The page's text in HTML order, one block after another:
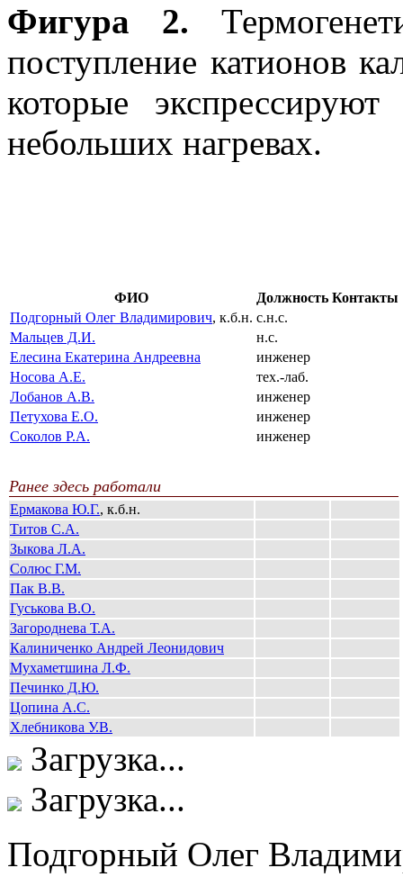
Фигура 2.
поступление катионов
которые
небольших нагревах.
ФИО Должность Контакты
Подгорный Олег Владимирович, к.б.н. с.н.с.
Мальцев Д.И.
н.с.
Елесина Екатерина Андреевна
инженер
Носова А.Е.
тех.-лаб.
Лобанов А.В.
инженер
Петухова Е.О.
инженер
Соколов Р.А.
инженер
Ранее здесь работали
Ермакова Ю.Г., к.б.н.
Титов С.А.
Зыкова Л.А.
Солюс Г.М.
Пак В.В.
Гуськова В.О.
Загороднева Т.А.
Калиниченко Андрей Леонидович
Мухаметшина Л.Ф.
Печинко Д.Ю.
Цопина А.С.
Хлебникова У.В.
Загрузка...
Загрузка...
Подгорный Олег